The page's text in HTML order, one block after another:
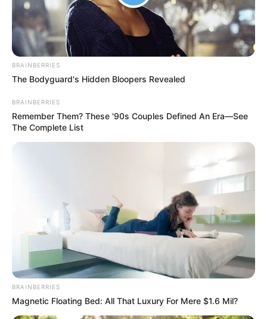
BRAINBERRIES
The Bodyguard's Hidden Bloopers Revealed
BRAINBERRIES
Remember Them? These '90s Couples Defined An Era—See
The Complete List
BRAINBERRIES
Magnetic Floating Bed: All That Luxury For Mere $1.6 Mil?